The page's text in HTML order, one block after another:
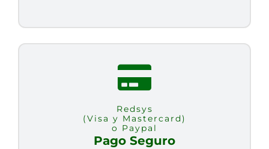
Redsys
(Visa y Mastercard)
o Paypal
Pago Seguro